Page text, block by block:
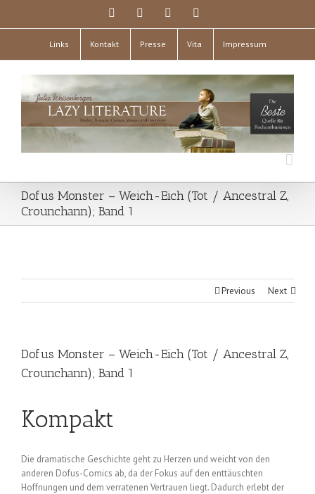
Links Kontakt Presse Vita Impressum
Dofus Monster – Weich-Eich (Tot / Ancestral Z,
Crounchann); Band 1
Previous Next
Dofus Monster – Weich-Eich (Tot / Ancestral Z,
Crounchann); Band 1
Kompakt
Die dramatische Geschichte geht zu Herzen und weicht von den
anderen Dofus-Comics ab, da der Fokus auf den enttäuschten
Hoffnungen und dem verratenen Vertrauen liegt. Dadurch erlebt der